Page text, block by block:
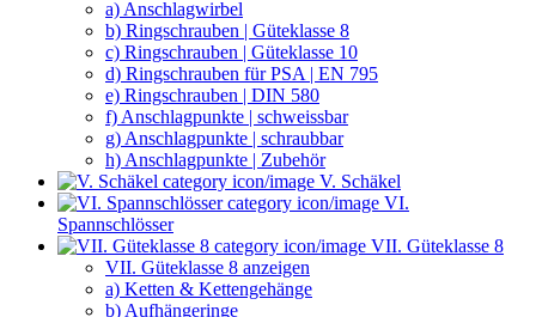
a) Anschlagwirbel
b) Ringschrauben | Güteklasse 8
c) Ringschrauben | Güteklasse 10
d) Ringschrauben für PSA | EN 795
e) Ringschrauben | DIN 580
f) Anschlagpunkte | schweissbar
g) Anschlagpunkte | schraubbar
h) Anschlagpunkte | Zubehör
V. Schäkel
VI.
Spannschlösser
VII. Güteklasse 8
VII. Güteklasse 8 anzeigen
a) Ketten & Kettengehänge
b) Aufhängeringe